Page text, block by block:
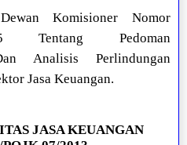
Komisioner Nomor
Tentang Pedoman
Analisis Perlindungan
Jasa Keuangan.
JASA KEUANGAN